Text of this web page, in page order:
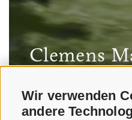
Wir verwenden
andere
Clemens
WEITERLESEN